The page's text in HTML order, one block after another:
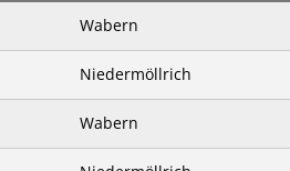
Wabern
Niedermöllrich
Wabern